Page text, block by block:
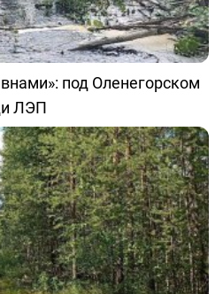
под Оленегорском
ЛЭП